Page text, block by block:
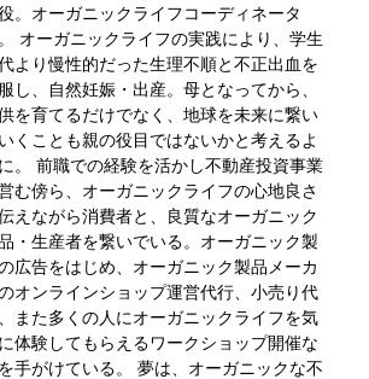
。オーガニックライフコーディネータ
オーガニックライフの実践により、学生
より慢性的だった生理不順と不正出血を
し、自然妊娠・出産。母となってから、
を育てるだけでなく、地球を未来に繋い
くことも親の役目ではないかと考えるよ
。 前職での経験を活かし不動産投資事業
む傍ら、オーガニックライフの心地良さ
えながら消費者と、良質なオーガニック
・生産者を繋いでいる。オーガニック製
広告をはじめ、オーガニック製品メーカ
オンラインショップ運営代行、小売り代
また多くの人にオーガニックライフを気
体験してもらえるワークショップ開催な
手がけている。 夢は、オーガニックな不